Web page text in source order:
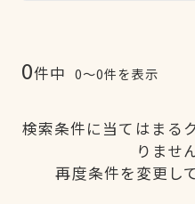
0件中 0〜0件を表示
検索条件に当てはまる
りませ
再度条件を変更し